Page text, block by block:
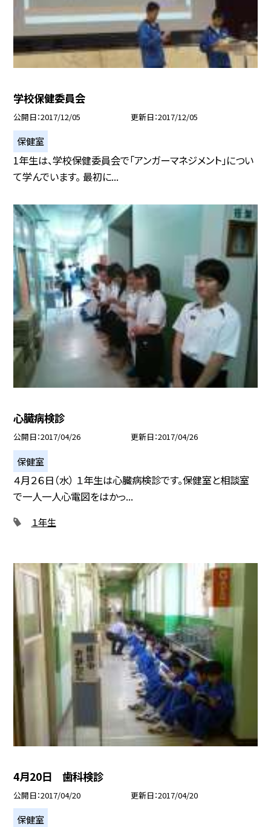
学校保健委員会
公開日 2017/12/05 更新日 2017/12/05
保健室
1年生は、学校保健委員会で「アンガーマネジメント」につい
て学んでいます。 最初に...
心臓病検診
公開日 2017/04/26 更新日 2017/04/26
保健室
４月２６日（水） １年生は心臓病検診です。保健室と相談室
で一人一人心電図をはかっ...
１年生
4月20日 歯科検診
公開日 2017/04/20 更新日 2017/04/20
保健室